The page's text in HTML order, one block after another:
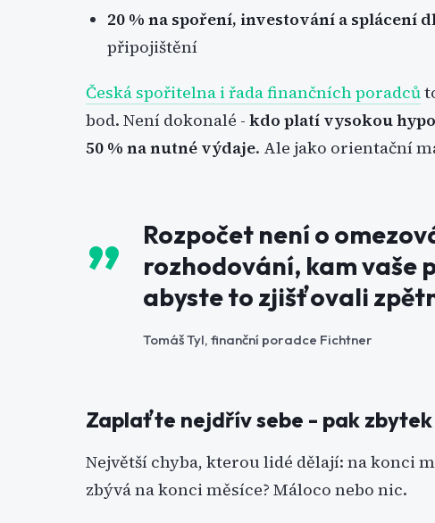
20 % na spoření, investování a splácení
připojištění
Česká spořitelna i řada finančních poradců
bod. Není dokonalé - kdo platí vysokou
50 % na nutné výdaje. Ale jako orientační
Rozpočet není o
rozhodování, kam vaše
abyste to zjišťovali
Tomáš Tyl, finanční poradce Fichtner
Zaplaťte nejdřív sebe - pak zbytek
Největší chyba, kterou lidé dělají: na konci
zbývá na konci měsíce? Máloco nebo nic.